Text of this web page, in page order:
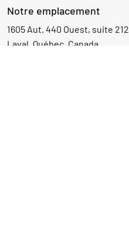
Notre emplacement
1605 Aut. 440 Ouest, suite 212
Laval, Québec, Canada